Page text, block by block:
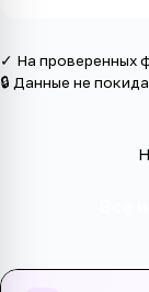
✓ На проверенных
🔒 Данные не